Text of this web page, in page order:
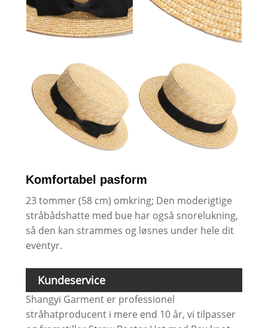
Komfortabel pasform
23 tommer (58 cm) omkring; Den moderigtige
stråbådshatte med bue har også snorelukning,
så den kan strammes og løsnes under hele dit
eventyr.
Kundeservice
Shangyi Garment er professionel
stråhatproducent i mere end 10 år, vi tilpasser